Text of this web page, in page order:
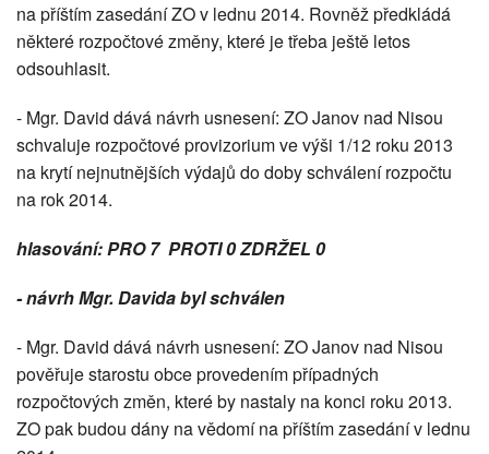
na příštím zasedání ZO v lednu 2014. Rovněž předkládá
některé rozpočtové změny, které je třeba ještě letos
odsouhlasit.
- Mgr. David dává návrh usnesení: ZO Janov nad Nisou
schvaluje rozpočtové provizorium ve výši 1/12 roku 2013
na krytí nejnutnějších výdajů do doby schválení rozpočtu
na rok 2014.
hlasování: PRO 7 PROTI 0 ZDRŽEL 0
-návrh Mgr. Davida byl schválen
- Mgr. David dává návrh usnesení: ZO Janov nad Nisou
pověřuje starostu obce provedením případných
rozpočtových změn, které by nastaly na konci roku 2013.
ZO pak budou dány na vědomí na příštím zasedání v lednu